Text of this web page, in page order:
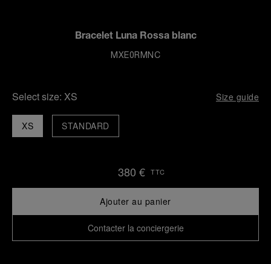
Bracelet Luna Rossa blanc
MXE0RMNC
Select size: XS Size guide
XS STANDARD
380 € TTC
Ajouter au panier
Contacter la conciergerie